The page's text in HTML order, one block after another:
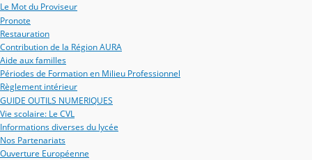
Le Mot du Proviseur
Pronote
Restauration
Contribution de la Région AURA
Aide aux familles
Périodes de Formation en Milieu Professionnel
Règlement intérieur
GUIDE OUTILS NUMERIQUES
Vie scolaire: Le CVL
Informations diverses du lycée
Nos Partenariats
Ouverture Européenne